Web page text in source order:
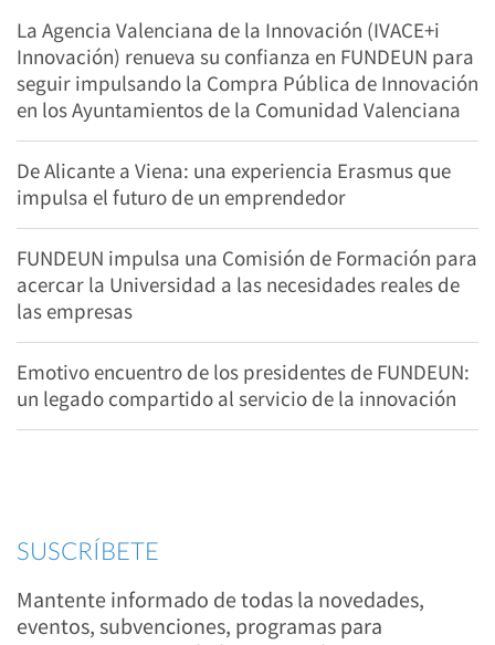
La Agencia Valenciana de la Innovación (IVACE+i
Innovación) renueva su confianza en FUNDEUN para
seguir impulsando la Compra Pública de Innovación
en los Ayuntamientos de la Comunidad Valenciana
De Alicante a Viena: una experiencia Erasmus que
impulsa el futuro de un emprendedor
FUNDEUN impulsa una Comisión de Formación para
acercar la Universidad a las necesidades reales de
las empresas
Emotivo encuentro de los presidentes de FUNDEUN:
un legado compartido al servicio de la innovación
SUSCRÍBETE
Mantente informado de todas la novedades,
eventos, subvenciones, programas para